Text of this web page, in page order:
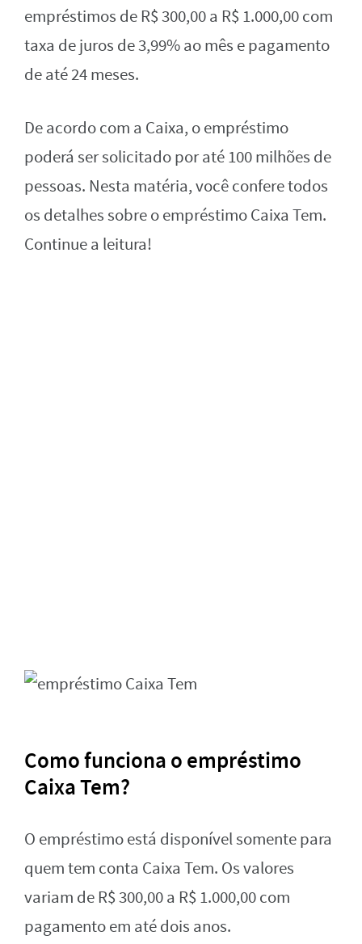
empréstimos de R$ 300,00 a R$ 1.000,00 com
taxa de juros de 3,99% ao mês e pagamento
de até 24 meses.
De acordo com a Caixa, o empréstimo
poderá ser solicitado por até 100 milhões de
pessoas. Nesta matéria, você confere todos
os detalhes sobre o empréstimo Caixa Tem.
Continue a leitura!
Como funciona o empréstimo
Caixa Tem?
O empréstimo está disponível somente para
quem tem conta Caixa Tem. Os valores
variam de R$ 300,00 a R$ 1.000,00 com
pagamento em até dois anos.